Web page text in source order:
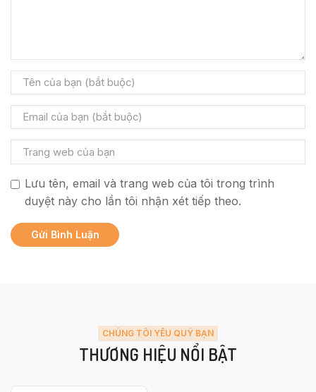
Lưu tên, email và trang web của tôi trong trình
duyệt này cho lần tôi nhận xét tiếp theo.
CHÚNG TÔI YÊU QUÝ BẠN
THƯƠNG HIỆU NỔI BẬT